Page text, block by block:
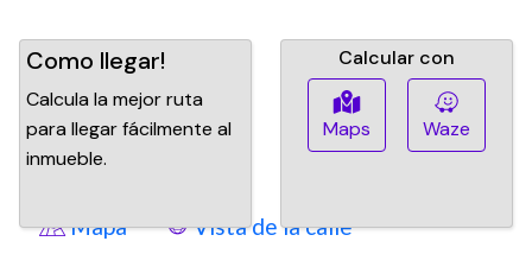
Como llegar!
Calcula la mejor ruta
para llegar fácilmente al
inmueble.
Calcular con
Maps Waze
Mapa Vista de la calle